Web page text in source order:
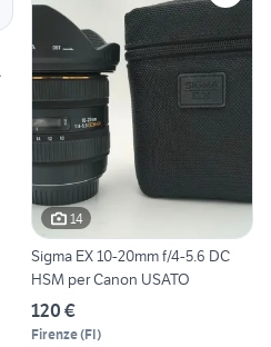
14
Sigma EX 10-20mm f/4-5.6 DC
HSM per Canon USATO
120 €
Firenze(FI)